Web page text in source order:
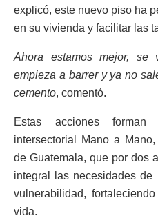
explicó, este nuevo piso ha
en su vivienda y facilitar las
Ahora estamos mejor, se
empieza a barrer y ya no
cemento, comentó.
Estas acciones
intersectorial Mano a
de Guatemala, que por dos
integral las necesidades
vulnerabilidad,
vida.